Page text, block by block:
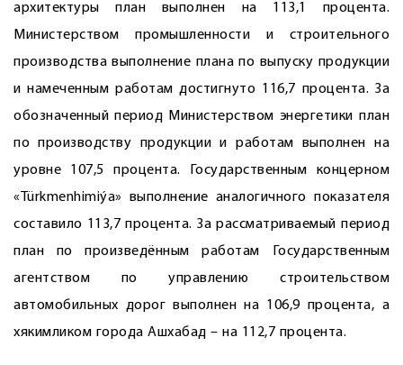
архитектуры план выполнен на 113,1 процента.
Министерством промышленности и строительного
производства выполнение плана по выпуску продукции
и намеченным работам достигнуто 116,7 процента. За
обозначенный период Министерством энергетики план
по производству продукции и работам выполнен на
уровне 107,5 процента. Государственным концерном
«Türkmenhimiýa» выполнение аналогичного показателя
составило 113,7 процента. За рассматриваемый период
план по произведённым работам Государственным
агентством по управлению строительством
автомобильных дорог выполнен на 106,9 процента, а
хякимликом города Ашхабад – на 112,7 процента.